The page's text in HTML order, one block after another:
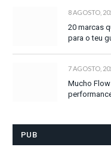
8 AGOSTO,
20 marcas
para o teu
7 AGOSTO,
Mucho
PUB